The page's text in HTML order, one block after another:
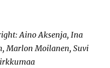
Aino Aksenja, Ina
Marlon Moilanen, Suvi